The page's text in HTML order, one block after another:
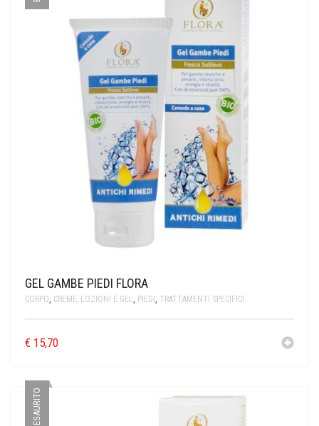
GEL GAMBE PIEDI FLORA
CORPO, CREME, LOZIONI E GEL, PIEDI , TRATTAMENTI SPECIFICI
€ 15,70
ESAURITO